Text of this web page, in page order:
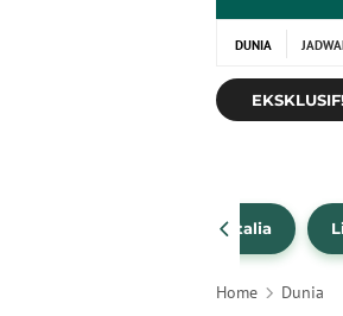
DUNIA
Liga Italia
Home Dunia